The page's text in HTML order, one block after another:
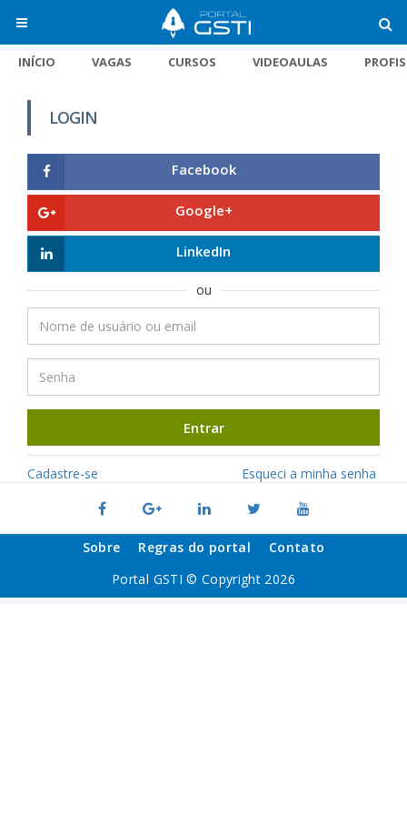
INÍCIO VAGAS CURSOS VIDEOAULAS
LOGIN
Facebook
Google+
LinkedIn
ou
Entrar
Cadastre-se Esqueci a minha senha
Sobre Regras do portal
Contato
Portal GSTI © Copyright 2026